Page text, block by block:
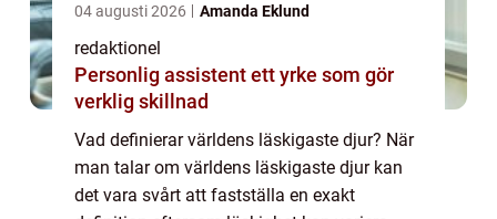
04 augusti 2026 Amanda Eklund
redaktionel
Personlig assistent ett yrke som gör
verklig skillnad
Vad definierar världens läskigaste djur? När
man talar om världens läskigaste djur kan
det vara svårt att fastställa en exakt